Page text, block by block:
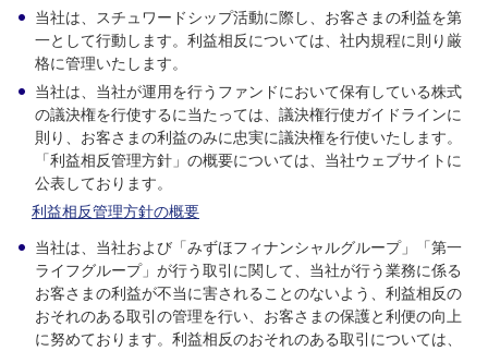
当社は、スチュワードシップ活動に際し、お客さまの利益を第
一として行動します。利益相反については、社内規程に則り厳
格に管理いたします。
当社は、当社が運用を行うファンドにおいて保有している株式
の議決権を行使するに当たっては、議決権行使ガイドラインに
則り、お客さまの利益のみに忠実に議決権を行使いたします。
「利益相反管理方針」の概要については、当社ウェブサイトに
公表しております。
利益相反管理方針の概要
当社は、当社および「みずほフィナンシャルグループ」「第一
ライフグループ」が行う取引に関して、当社が行う業務に係る
お客さまの利益が不当に害されることのないよう、利益相反の
おそれのある取引の管理を行い、お客さまの保護と利便の向上
に努めております。利益相反のおそれのある取引については、